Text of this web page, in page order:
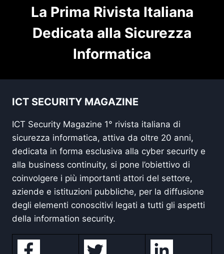
La Prima Rivista Italiana
Dedicata alla Sicurezza
Informatica
ICT SECURITY MAGAZINE
ICT Security Magazine 1° rivista italiana di
sicurezza informatica, attiva da oltre 20 anni,
dedicata in forma esclusiva alla cyber security e
alla business continuity, si pone l’obiettivo di
coinvolgere i più importanti attori del settore,
aziende e istituzioni pubbliche, per la diffusione
degli elementi conoscitivi legati a tutti gli aspetti
della information security.